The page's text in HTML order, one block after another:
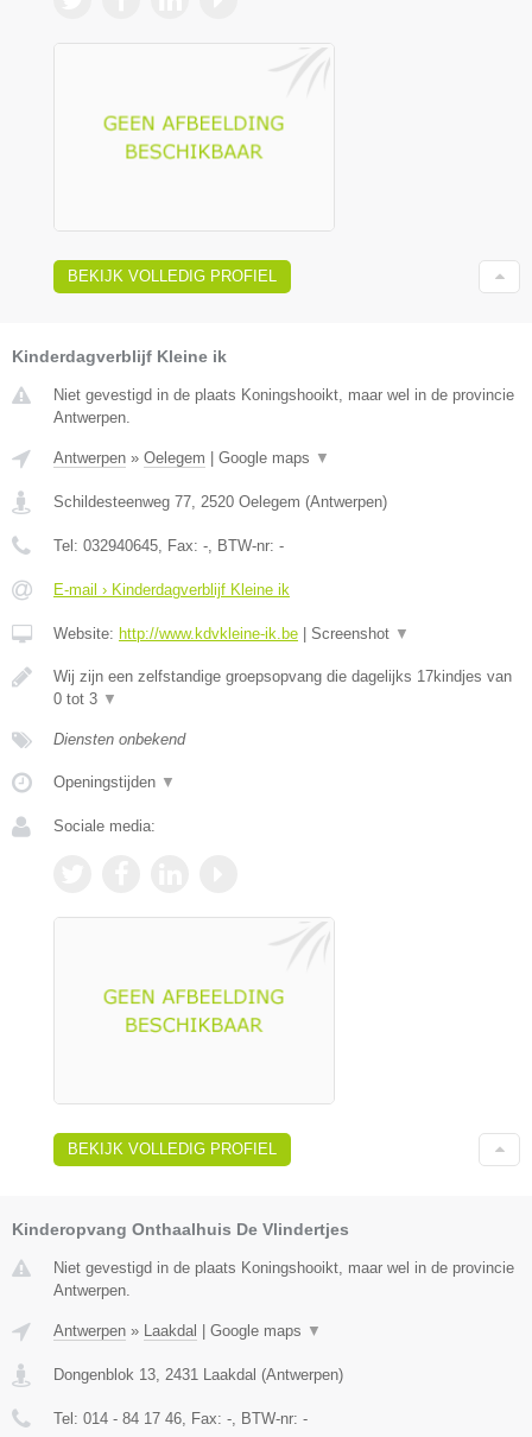
BEKIJK VOLLEDIG PROFIEL
Kinderdagverblijf Kleine ik
Niet gevestigd in de plaats Koningshooikt, maar wel in de provincie
Antwerpen.
Antwerpen » Oelegem | Google maps ▼
Schildesteenweg 77 2520 Oelegem (Antwerpen)
Tel: 032940645 , Fax: - , BTW-nr: -
E-mail › Kinderdagverblijf Kleine ik
Website: http://www.kdvkleine-ik.be | Screenshot ▼
Wij zijn een zelfstandige groepsopvang die dagelijks 17kindjes van
0 tot 3 ▼
Diensten onbekend
Openingstijden ▼
Sociale media:
BEKIJK VOLLEDIG PROFIEL
Kinderopvang Onthaalhuis De Vlindertjes
Niet gevestigd in de plaats Koningshooikt, maar wel in de provincie
Antwerpen.
Antwerpen » Laakdal Google maps ▼
Dongenblok 13, 2431 Laakdal (Antwerpen)
Tel: 014 - 84 17 46, Fax: -, BTW-nr: -